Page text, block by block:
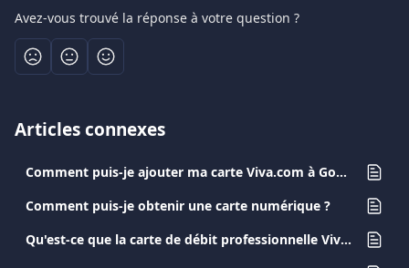
Avez-vous trouvé la réponse à votre question ?
Articles connexes
Comment puis-je ajouter ma carte Viva.com à Google Pay
Comment puis-je obtenir une carte numérique ?
Qu'est-ce que la carte de débit professionnelle Viva.com?